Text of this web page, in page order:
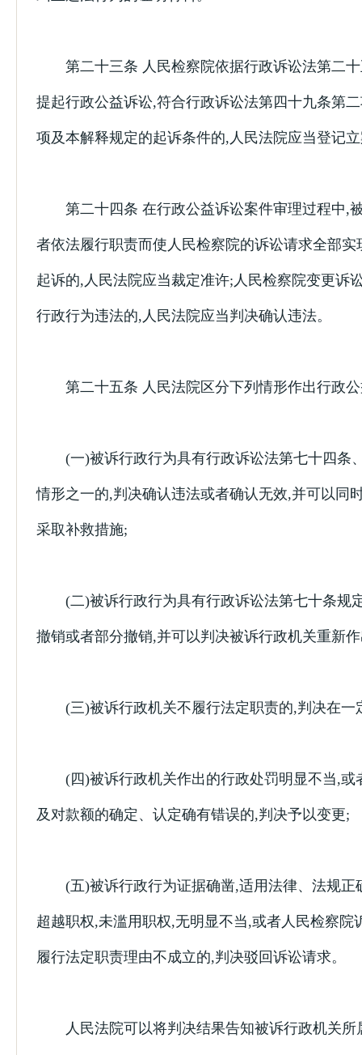
第二十三条 人民检察院依据行政诉讼法第二十
提起行政公益诉讼,符合行政诉讼法第四十九条第
项及本解释规定的起诉条件的,人民法院应当登记
第二十四条 在行政公益诉讼案件审理过程中,
者依法履行职责而使人民检察院的诉讼请求全部实
起诉的,人民法院应当裁定准许;人民检察院变更诉
行政行为违法的,人民法院应当判决确认违法。
第二十五条 人民法院区分下列情形作出行政公
(一)被诉行政行为具有行政诉讼法第七十四条
情形之一的,判决确认违法或者确认无效,并可以同
采取补救措施;
(二)被诉行政行为具有行政诉讼法第七十条规
撤销或者部分撤销,并可以判决被诉行政机关重新
(三)被诉行政机关不履行法定职责的,判决在一
(四)被诉行政机关作出的行政处罚明显不当,或
及对款额的确定、认定确有错误的,判决予以变更;
(五)被诉行政行为证据确凿,适用法律、法规正
超越职权,未滥用职权,无明显不当,或者人民检察院
履行法定职责理由不成立的,判决驳回诉讼请求。
人民法院可以将判决结果告知被诉行政机关所